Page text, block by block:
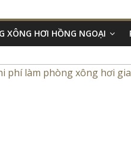
XÔNG HƠI HỒNG NGOẠI